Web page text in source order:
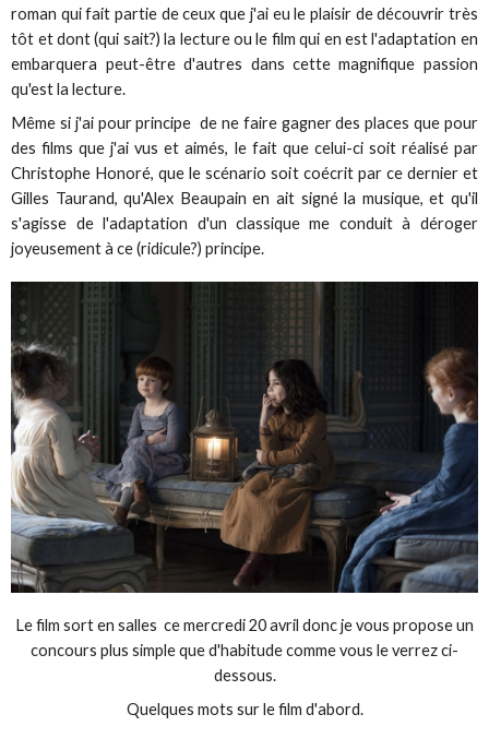
roman qui fait partie de ceux que j'ai eu le plaisir de découvrir très
tôt et dont (qui sait?) la lecture ou le film qui en est l'adaptation en
embarquera peut-être d'autres dans cette magnifique passion
qu'est la lecture.
Même si j'ai pour principe de ne faire gagner des places que pour
des films que j'ai vus et aimés, le fait que celui-ci soit réalisé par
Christophe Honoré, que le scénario soit coécrit par ce dernier et
Gilles Taurand, qu'Alex Beaupain en ait signé la musique, et qu'il
s'agisse de l'adaptation d'un classique me conduit à déroger
joyeusement à ce (ridicule?) principe.
Le film sort en salles ce mercredi 20 avril donc je vous propose un
concours plus simple que d'habitude comme vous le verrez ci-
dessous.
Quelques mots sur le film d'abord.